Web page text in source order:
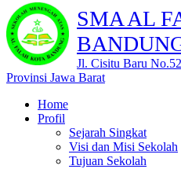
SMA AL
Jl. Cisitu Baru
Provinsi Jawa Barat
Home
Profil
Sejarah Singkat
Visi dan Misi Sekolah
Tujuan Sekolah